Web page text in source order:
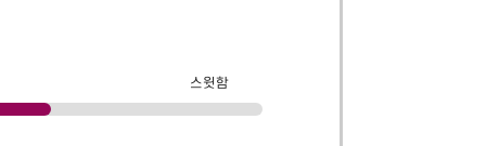
스윗함